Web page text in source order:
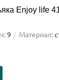
Enjoy life
9 Материал: